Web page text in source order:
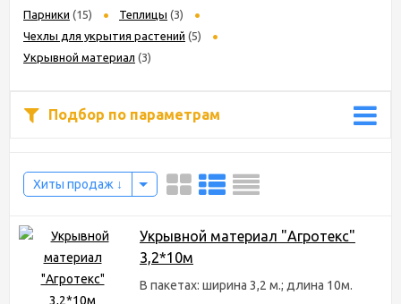
Товары для сада и огорода в
менеджером по телефону 8 (800) 234-1599.
Парники (15) Теплицы (3)
Чехлы для укрытия растений (5)
Укрывной материал (3)
Подбор по параметрам
Хиты продаж
Укрывной материал "Агротекс"
3,2*10м
В пакетах: ширина 3,2 м.; длина 10м.